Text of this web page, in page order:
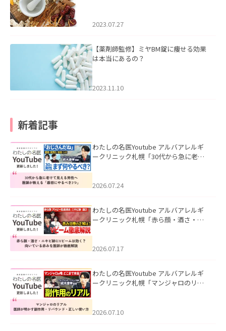
2023.07.27
【薬剤師監修】ミヤBM錠に痩せる効果
は本当にあるの？
2023.11.10
新着記事
わたしの名医Youtube アルバアレルギ
ークリニック札幌「30代から急に老け
た。
2026.07.24
わたしの名医Youtube アルバアレルギ
ークリニック札幌「赤ら顔・酒さ・ニ
した。
2026.07.17
わたしの名医Youtube アルバアレルギ
ークリニック札幌「マンジャロのリア
た。
2026.07.10